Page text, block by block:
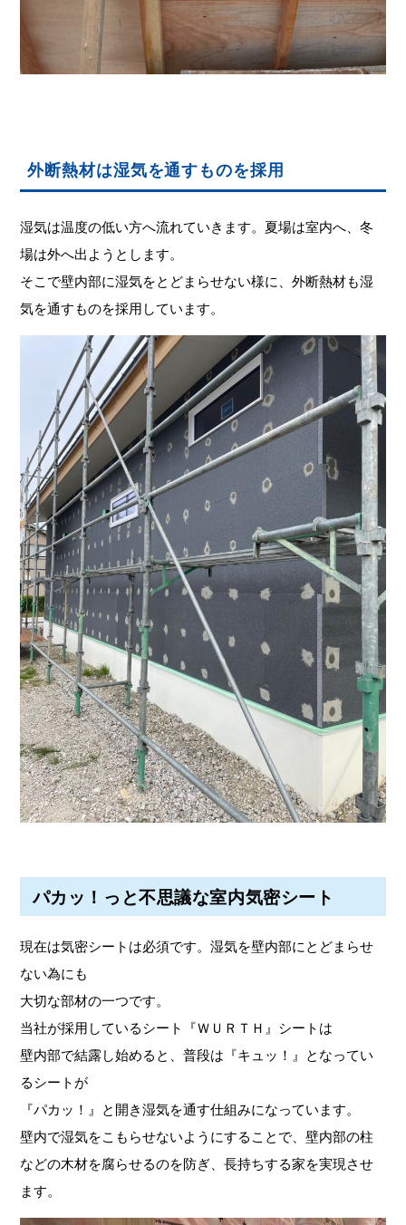
外断熱材は湿気を通すものを採用
湿気は温度の低い方へ流れていきます。夏場は室内へ、冬
場は外へ出ようとします。
そこで壁内部に湿気をとどまらせない様に、外断熱材も湿
気を通すものを採用しています。
パカッ！っと不思議な室内気密シート
現在は気密シートは必須です。湿気を壁内部にとどまらせ
ない為にも
大切な部材の一つです。
当社が採用しているシート『ＷＵＲＴＨ』シートは
壁内部で結露し始めると、普段は『キュッ！』となってい
るシートが
『パカッ！』と開き湿気を通す仕組みになっています。
壁内で湿気をこもらせないようにすることで、壁内部の柱
などの木材を腐らせるのを防ぎ、長持ちする家を実現させ
ます。